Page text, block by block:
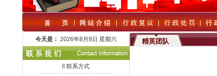
今天是： 2026年8月8日 星期六
8 联系方式
精英团队